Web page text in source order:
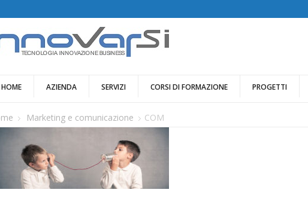
HOME AZIENDA SERVIZI CORSI DI FORMAZIONE PROGETTI
Marketing e comunicazione
COM